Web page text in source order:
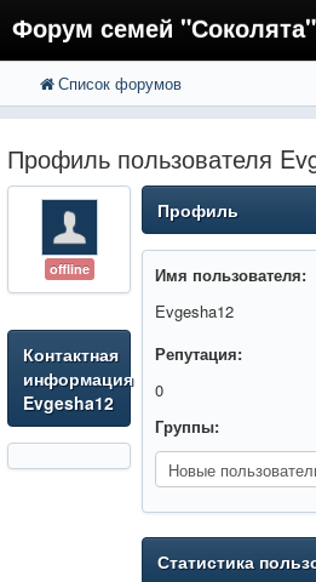
Форум семей "Соколята"
FAQ
Регистрация
Вход
Список форумов
Профиль пользователя
offline
Контактная
информация
Evgesha12
Профиль
Имя пользователя:
Evgesha12
Репутация:
0
Группы:
Статистика